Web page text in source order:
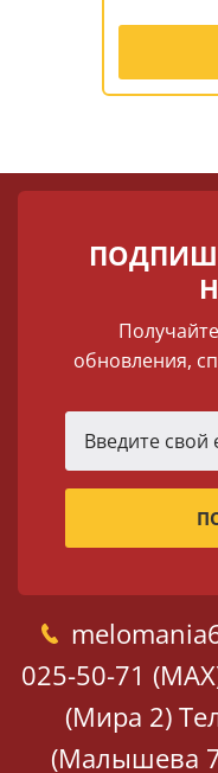
обновления,
025-50-71
(Мира 2)
(Малышева